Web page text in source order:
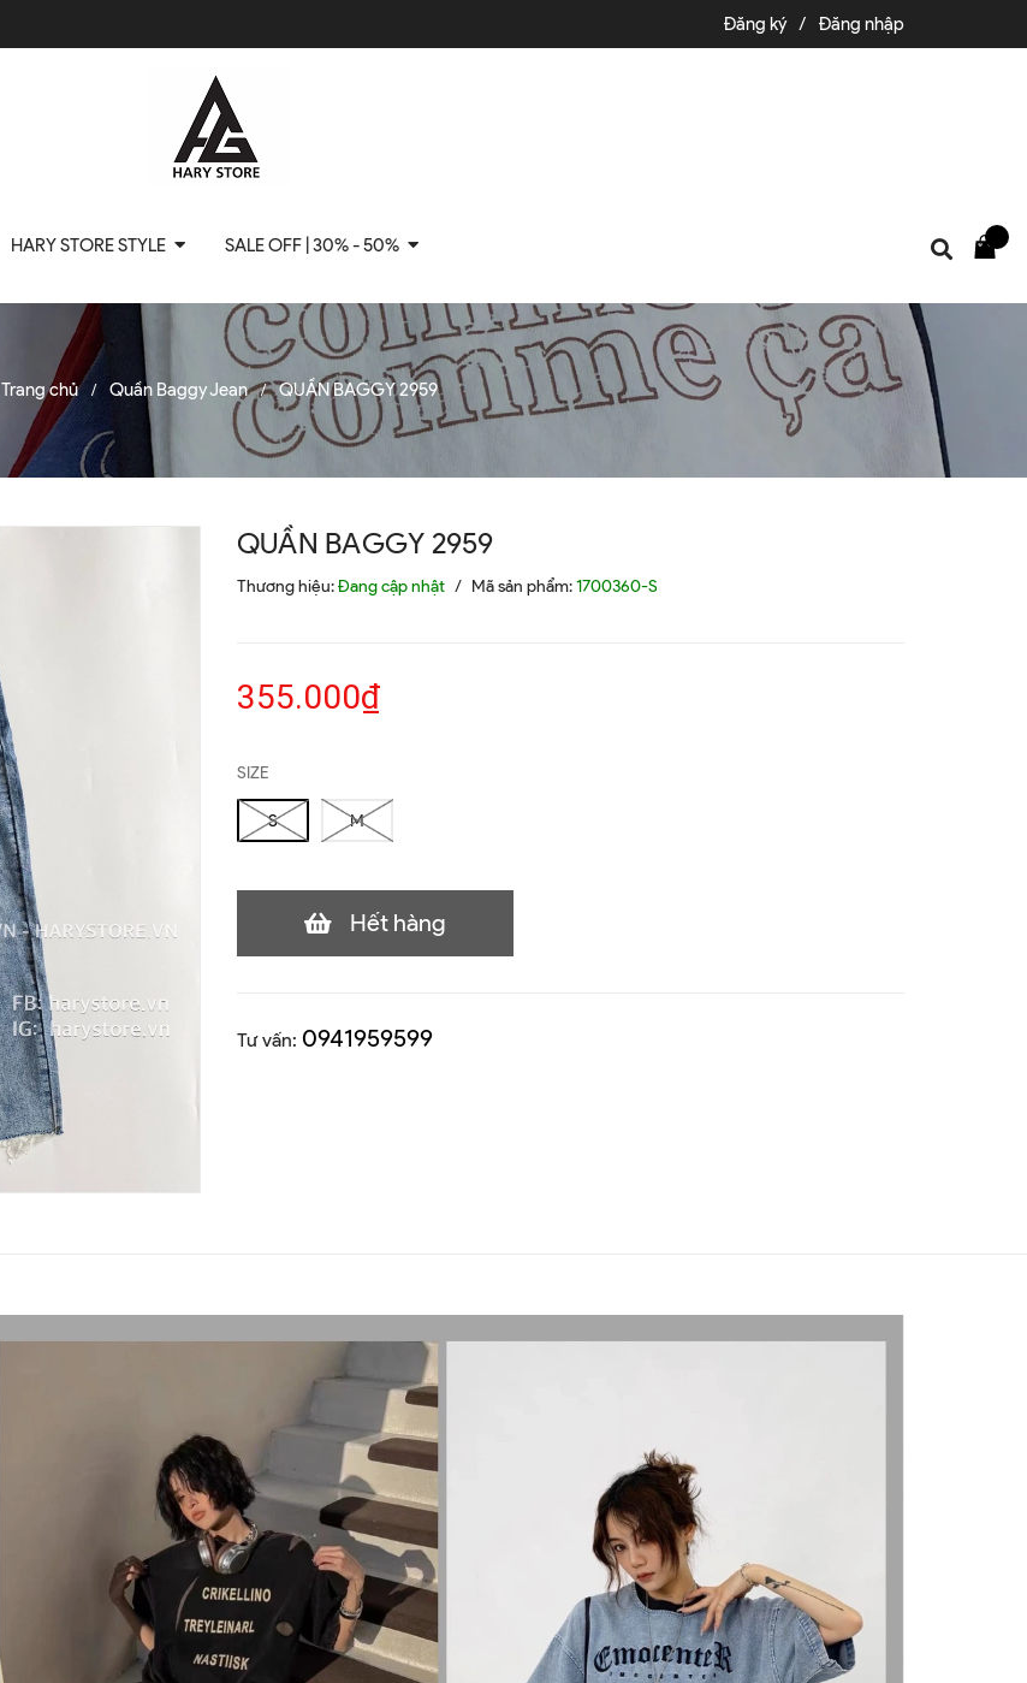
Đăng ký / Đăng nhập
HARY STORE STYLE SALE OFF | 30% - 50%
Trang chủ / Quần Baggy Jean / QUẦN BAGGY 2959
QUẦN BAGGY 2959
Thương hiệu:Đang cập nhật / Mã sản phẩm:1700360-S
355.000₫
SIZE
S M
Hết hàng
Tư vấn: 0941959599